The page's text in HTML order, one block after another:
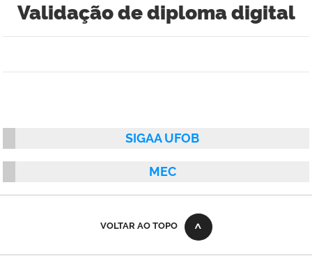
Validação de diploma digital
SIGAA UFOB
MEC
VOLTAR AO TOPO